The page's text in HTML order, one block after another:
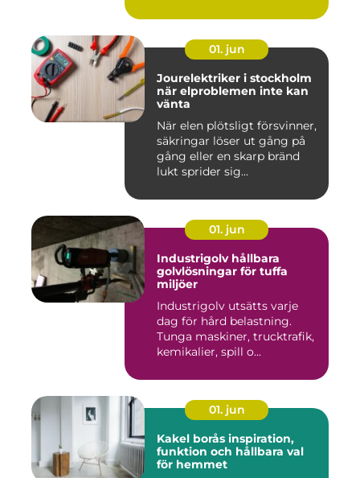
01. jun
Jourelektriker i stockholm
när elproblemen inte kan
vänta
När elen plötsligt försvinner,
säkringar löser ut gång på
gång eller en skarp bränd
lukt sprider sig...
01. jun
Industrigolv hållbara
golvlösningar för tuffa
miljöer
Industrigolv utsätts varje
dag för hård belastning.
Tunga maskiner, trucktrafik,
kemikalier, spill o...
01. jun
Kakel borås inspiration,
funktion och hållbara val
för hemmet